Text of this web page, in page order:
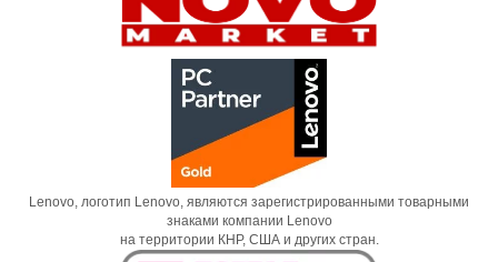
Lenovo, логотип Lenovo, являются зарегистрированными товарными
знаками компании Lenovo
на территории КНР, США и других стран.